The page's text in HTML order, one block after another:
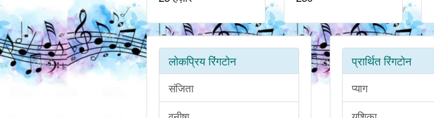
लोकप्रिय रिंगटोन
संजिता
प्रार्थित रिंगटोन
प्याग